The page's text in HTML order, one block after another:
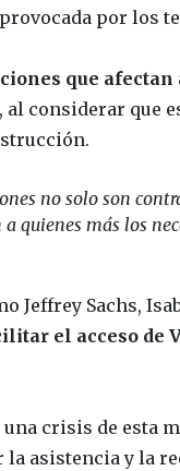
por los
que afectan
, al considerar que
no solo son
quienes más los
Sachs,
el acceso de
crisis de esta
asistencia y la